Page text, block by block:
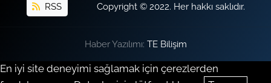
RSS Copyright © 2022. Her hakkı saklıdır.
Haber Yazılımı: TE Bilişim
En iyi site deneyimi sağlamak için çerezlerden